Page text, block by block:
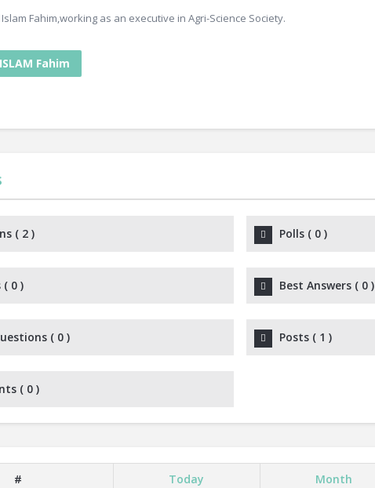
Fahim,working as an executive in Agri-Science Society.
Fahim
( 2 ) Polls( 0)
( 0 ) Best Answers( 0)
( 0 ) Posts( 1 )
( 0 )
# Today Month